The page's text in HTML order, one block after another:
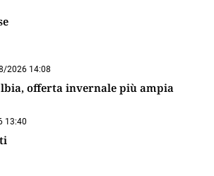
2026 14:08
offerta invernale più ampia
13:40